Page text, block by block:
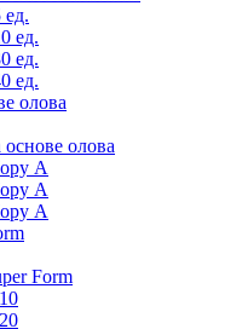
ед.
ед.
ед.
ед.
олова
олова
А
А
А
Form